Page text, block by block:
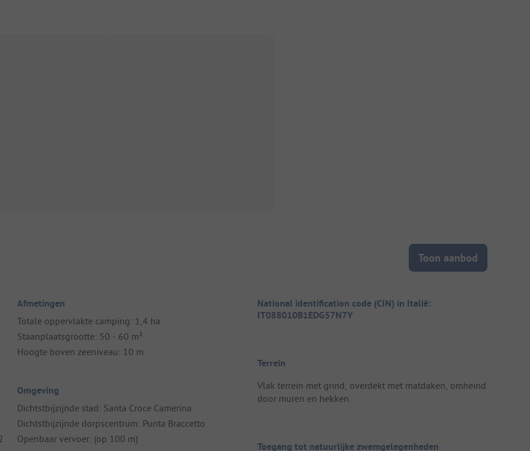
Toon aanbod
Afmetingen
Totale oppervlakte camping: 1,4 ha
Staanplaatsgrootte: 50 - 60 m²
Hoogte boven zeeniveau: 10 m
Omgeving
Dichtstbijzijnde stad: Santa Croce Camerina
Dichtstbijzijnde dorpscentrum: Punta Braccetto
Openbaar vervoer: (op 100 m)
National identification code (CIN) in Italië:
IT088010B1EDG57N7Y
Terrein
Vlak terrein met grind, overdekt met matdaken, omheind
door muren en hekken.
Toegang tot natuurlijke zwemgelegenheden